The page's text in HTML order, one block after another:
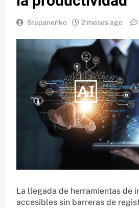
Stepanenko 2 meses ago
La llegada de herramientas de
accesibles sin barreras de